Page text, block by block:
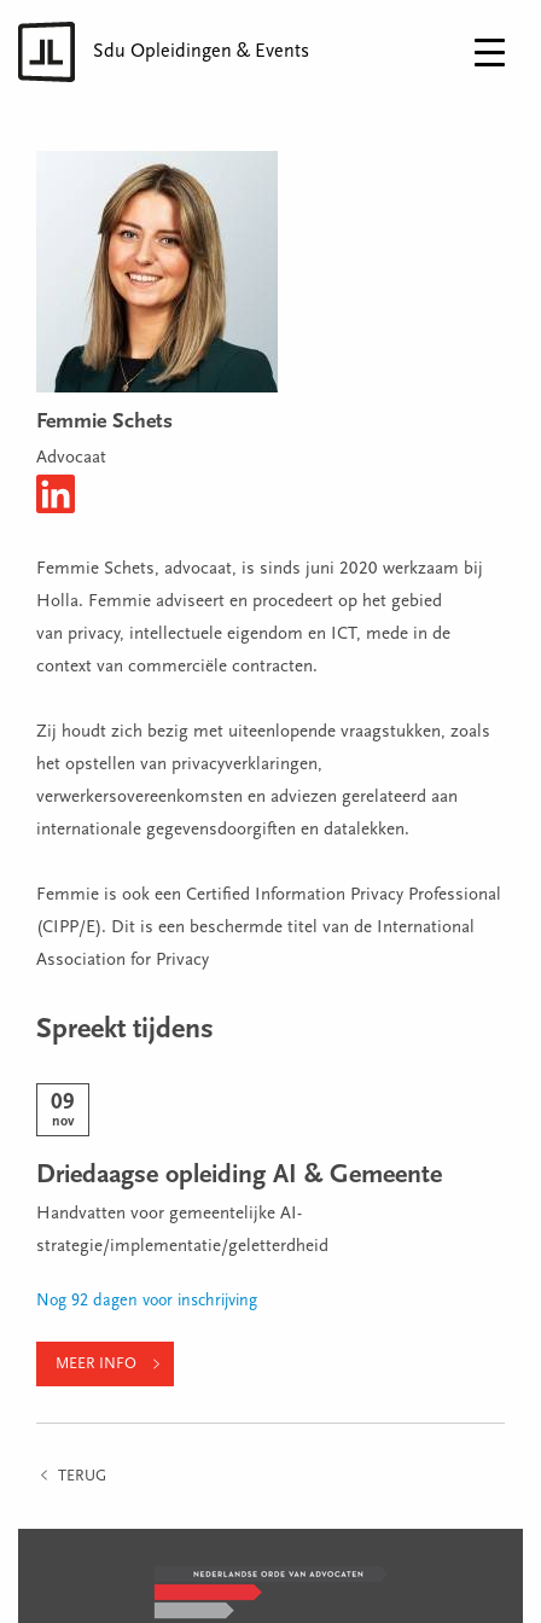
Sdu Opleidingen & Events
Femmie Schets
Advocaat
Femmie Schets, advocaat, is sinds juni 2020 werkzaam bij
Holla. Femmie adviseert en procedeert op het gebied
van privacy, intellectuele eigendom en ICT, mede in de
context van commerciële contracten.
Zij houdt zich bezig met uiteenlopende vraagstukken, zoals
het opstellen van privacyverklaringen,
verwerkersovereenkomsten en adviezen gerelateerd aan
internationale gegevensdoorgiften en datalekken.
Femmie is ook een Certified Information Privacy Professional
(CIPP/E). Dit is een beschermde titel van de International
Association for Privacy
Spreekt tijdens
09
nov
Driedaagse opleiding AI & Gemeente
Handvatten voor gemeentelijke AI-
strategie/implementatie/geletterdheid
Nog 92 dagen voor inschrijving
MEER INFO
TERUG